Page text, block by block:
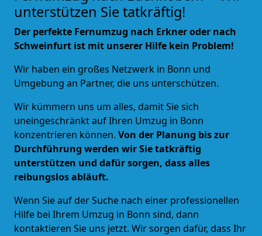
unterstützen Sie tatkräftig!
Der perfekte Fernumzug nach Erkner oder nach
Schweinfurt ist mit unserer Hilfe kein Problem!
Wir haben ein großes Netzwerk in Bonn und
Umgebung an Partner, die uns unterschützen.
Wir kümmern uns um alles, damit Sie sich
uneingeschränkt auf Ihren Umzug in Bonn
konzentrieren können. Von der Planung bis zur
Durchführung werden wir Sie tatkräftig
unterstützen und dafür sorgen, dass alles
reibungslos abläuft.
Wenn Sie auf der Suche nach einer professionellen
Hilfe bei Ihrem Umzug in Bonn sind, dann
kontaktieren Sie uns jetzt. Wir sorgen dafür, dass Ihr